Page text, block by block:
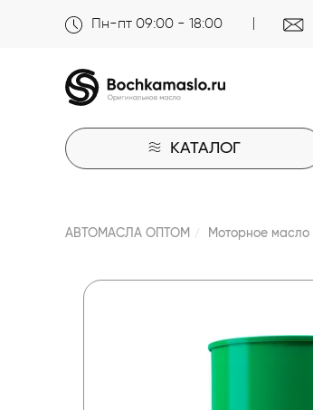
Пн-пт 09:00 - 18:00
КАТАЛОГ
АВТОМАСЛА ОПТОМ Моторное масло